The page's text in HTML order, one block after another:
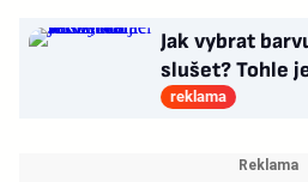
Jak vybrat
slušet? Tohle
reklama